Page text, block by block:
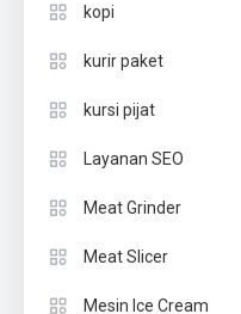
kopi
kurir paket
kursi pijat
Layanan SEO
Meat Grinder
Meat Slicer
Mesin Ice Cream